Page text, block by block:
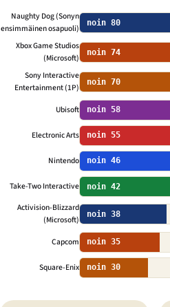
Naughty Dog (Sonyn
ensimmäinen osapuoli)
noin 80
Xbox Game Studios
(Microsoft)
noin 74
Sony Interactive
Entertainment (1P)
noin 70
Ubisoft noin 58
Electronic Arts noin 55
Nintendo noin 46
Take-Two Interactive noin 42
Activision-Blizzard
(Microsoft)
noin 38
Capcom noin 35
Square-Enix noin 30